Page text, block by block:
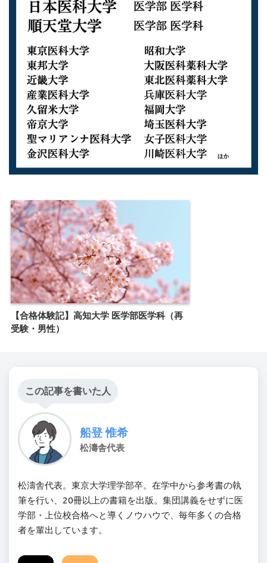
【合格体験記】高知大学 医学部医学科（再
受験・男性）
この記事を書いた人
船登 惟希
松濤舎代表
松濤舎代表。東京大学理学部卒。在学中から参考書の執
筆を行い、20冊以上の書籍を出版。集団講義をせずに医
学部・上位校合格へと導くノウハウで、毎年多くの合格
者を輩出しています。